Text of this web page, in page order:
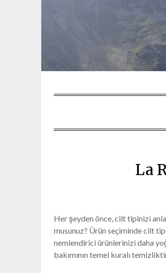
La
Her şeyden önce, cilt tipinizi
musunuz? Ürün seçiminde cilt
nemlendirici ürünlerinizi daha
bakımının temel kuralı